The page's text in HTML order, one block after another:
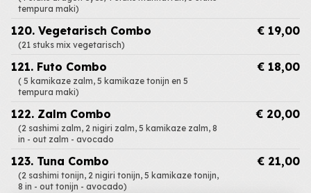
tempura maki)
120. Vegetarisch Combo
(21 stuks mix vegetarisch)
€ 19,00
121. Futo Combo
( 5 kamikaze zalm, 5 kamikaze tonijn en 5
tempura maki)
€ 18,00
122. Zalm Combo
(2 sashimi zalm, 2 nigiri zalm, 5 kamikaze zalm, 8
in - out zalm - avocado
€ 20,00
123. Tuna Combo
(2 sashimi tonijn, 2 nigiri tonijn, 5 kamikaze tonijn,
8 in - out tonijn - avocado)
€ 21,00